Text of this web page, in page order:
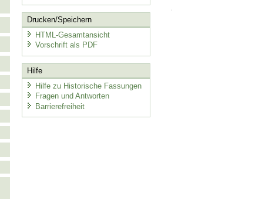
Drucken/Speichern
HTML-Gesamtansicht
Vorschrift als PDF
Hilfe
Hilfe zu Historische Fassungen
Fragen und Antworten
Barrierefreiheit